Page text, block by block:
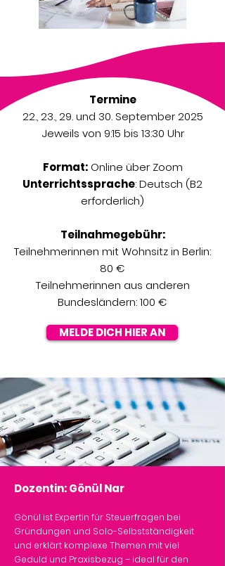
Termine
22., 23., 29. und 30. September 2025
Jeweils von 9:15 bis 13:30 Uhr
Format:Online über Zoom
Unterrichtssprache: Deutsch (B2
erforderlich)
Teilnahmegebühr:
Teilnehmerinnen mit Wohnsitz in Berlin:
80 €
Teilnehmerinnen aus anderen
Bundesländern: 100 €
MELDE DICH HIER AN
Dozentin: Gönül Nar
Gönül ist Expertin für Steuerfragen bei
Gründungen und Solo-Selbstständigkeit
und erklärt komplexe Themen mit viel
Geduld und Praxisbezug – ideal für den